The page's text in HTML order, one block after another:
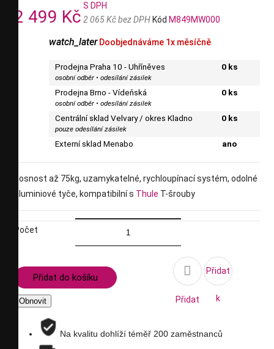
2 499 Kč
S DPH
2 065 Kč bez DPH Kód M849MW000
watch_later Doobjednáváme 1x měsíčně
Prodejna Praha 10 - Uhříněves
osobní odběr • odesílání zásilek
0 ks
Prodejna Brno - Vídeňská
osobní odběr • odesílání zásilek
0 ks
Centrální sklad Velvary / okres Kladno
pouze odesílání zásilek
0 ks
Externí sklad Menabo ano
nosnost až 75kg, uzamykatelné, rychloupínací systém, odolné
aluminiové tyče, kompatibilní s Thule T-šrouby
Počet
Přidat do košíku 
Přidat
Přidat
k
Na kvalitu dohlíží téměř 200 zaměstnanců